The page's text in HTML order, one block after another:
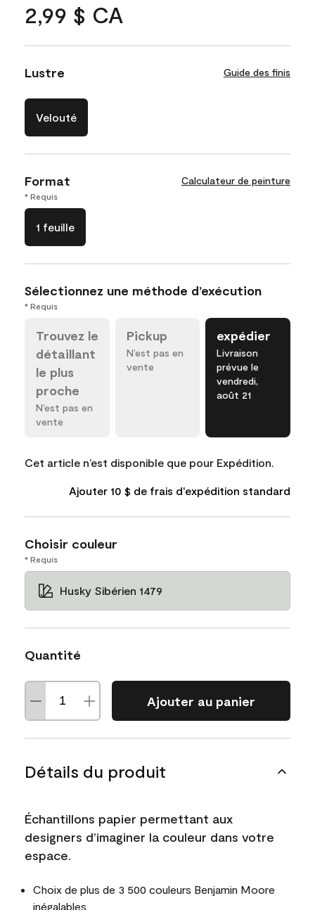
2,99 $ CA
Lustre Guide des finis
Velouté
Format Calculateur de peinture
* Requis
1 feuille
Sélectionnez une méthode d’exécution
* Requis
Trouvez le
détaillant
le plus
proche
N’est pas en
vente
Pickup
N’est pas en
vente
expédier
Livraison
prévue le
vendredi,
août 21
Cet article n’est disponible que pour Expédition.
Ajouter 10 $ de frais d'expédition standard
Choisir couleur
* Requis
Husky Sibérien 1479
Quantité
Ajouter au panier
Détails du produit
Échantillons papier permettant aux
designers d’imaginer la couleur dans votre
espace.
Choix de plus de 3 500 couleurs Benjamin Moore
inégalables